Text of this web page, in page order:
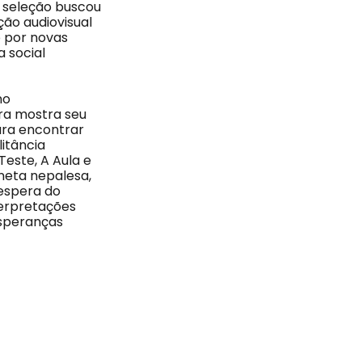
buscou
audiovisual
por novas
social
mostra seu
encontrar
A Aula e
nepalesa,
do